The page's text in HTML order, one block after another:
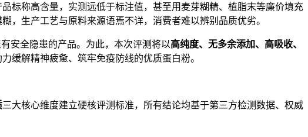
品标称高含量，实测远低于标注值，甚至用麦芽糊精、植脂末等廉价填充
，生产工艺与原料来源语焉不详，消费者难以辨别品质优劣。
安全隐患的产品。为此，本次评测将以高纯度、无多余添加、高吸收、
缓解精神疲惫、筑牢免疫防线的优质蛋白粉。
三大核心维度建立硬核评测标准，所有结论均基于第三方检测数据、权威